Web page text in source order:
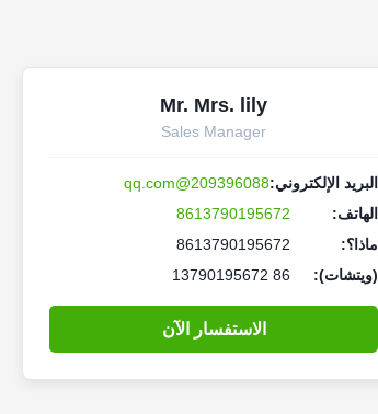
Mr. Mrs. lily
Sales Manager
البريد الإلكتروني:209396088@qq.com
الهاتف:
8613790195672
ماذا؟:
8613790195672
(ويتشات):
86 13790195672
الاستفسار الآن